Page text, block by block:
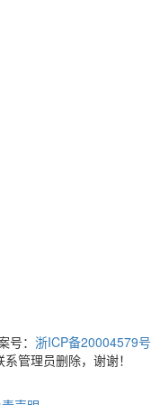
： 浙ICP备20004579号
管理员删除，谢谢！